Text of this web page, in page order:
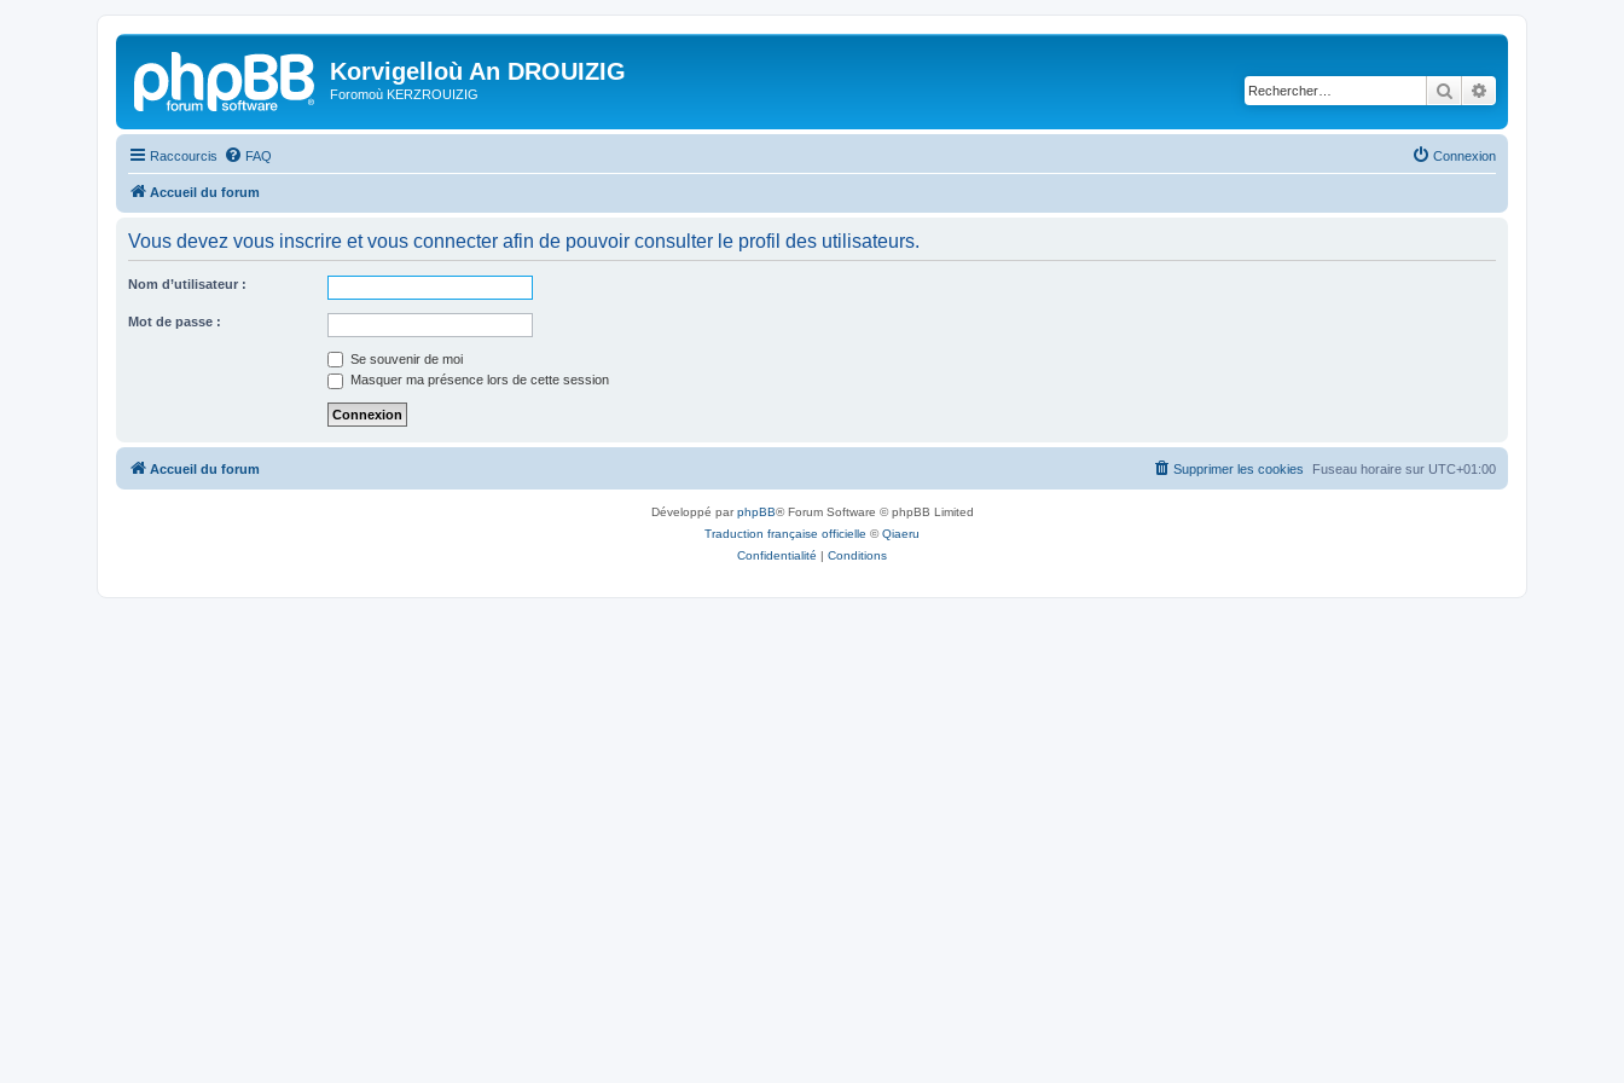
Korvigelloù An DROUIZIG
Foromoù KERZROUIZIG Rechercher
Raccourcis FAQ Connexion
Accueil du forum
Vous devez vous inscrire et vous connecter afin de pouvoir consulter le profil des utilisateurs.
Nom d’utilisateur :
Mot de passe :
Se souvenir de moi
Masquer ma présence lors de cette session
Accueil du forum Fuseau horaire sur UTC+01:00
Supprimer les cookies
Développé parphpBB® Forum Software © phpBB Limited
Traduction française officielle ©Qiaeru
Confidentialité | Conditions